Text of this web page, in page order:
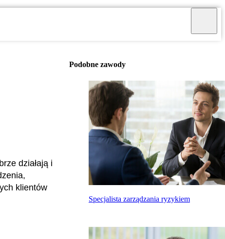
działają i
klientów
Podobne zawody
Specjalista zarządzania ryzykiem